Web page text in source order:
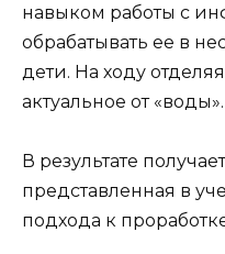
навыком работы с
обрабатывать ее в
дети. На ходу
актуальное от «воды».
В результате
представленная в
подхода к